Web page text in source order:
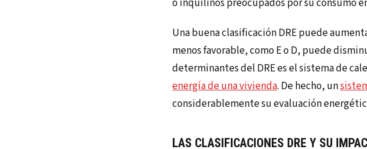
Una buena clasificación DRE puede
menos favorable, como E o D, puede
determinantes del DRE es el sistema de
energía de una vivienda. De hecho, un
considerablemente su evaluación
LAS CLASIFICACIONES DRE Y SU